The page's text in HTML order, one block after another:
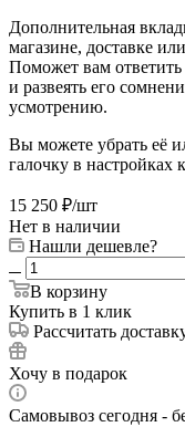
Дополнительная
магазине, доставке
Поможет вам
и развеять его
усмотрению.
Вы можете убрать её
галочку в настройках
15 250 ₽/шт
Нет в наличии
Нашли дешевле?
В корзину
Купить в 1 клик
Рассчитать
Хочу в подарок
Самовывоз сегодня -